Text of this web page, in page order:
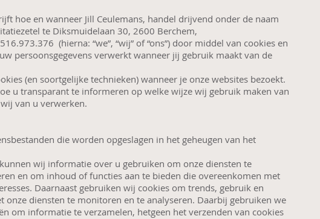
hoe en wanneer Jill Ceulemans, handel drijvend onder de naam
te Diksmuidelaan 30, 2600 Berchem,
(hierna: “we”, “wij” of “ons”) door middel van cookies en
persoonsgegevens verwerkt wanneer jij gebruik maakt van de
(en soortgelijke technieken) wanneer je onze websites bezoekt.
u transparant te informeren op welke wijze wij gebruik maken van
van u verwerken.
die worden opgeslagen in het geheugen van het
wij informatie over u gebruiken om onze diensten te
en om inhoud of functies aan te bieden die overeenkomen met
Daarnaast gebruiken wij cookies om trends, gebruik en
onze diensten te monitoren en te analyseren. Daarbij gebruiken we
om informatie te verzamelen, hetgeen het verzenden van cookies